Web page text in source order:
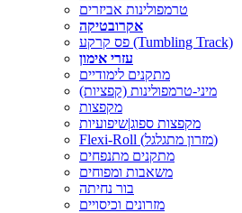
טרמפולינות אביזרים
אקרובטיקה
פס קרקע (Tumbling Track)
עזרי אימון
מתקנים לימודיים
מיני-טרמפולינות (קפציות)
מקפצות
מקפצות ספוג|שיפועיות
Flexi-Roll (מזרון מתגלגל)
מתקנים מתנפחים
משאבות ומפוחים
בור נחיתה
מזרונים וכיסויים